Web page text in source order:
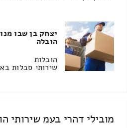
יצחק בן שבו
הובלה
הובלות
שירותי סבלות
מובילי דהרי בעמ שירותי